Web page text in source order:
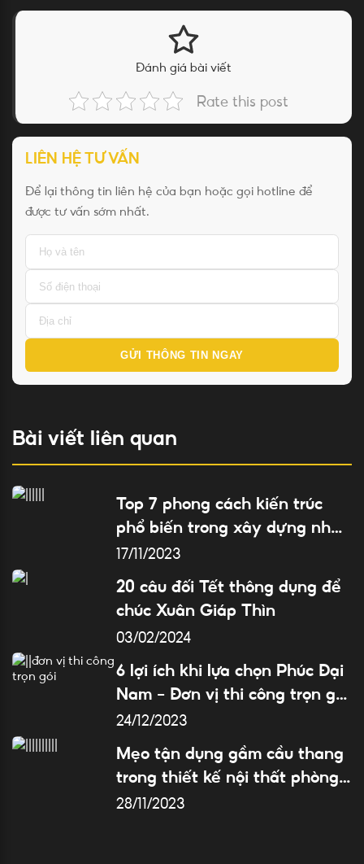
Đánh giá bài viết
Rate this post
LIÊN HỆ TƯ VẤN
Để lại thông tin liên hệ của bạn hoặc gọi hotline để
được tư vấn sớm nhất.
GỬI THÔNG TIN NGAY
Bài viết liên quan
Top 7 phong cách kiến trúc
phổ biến trong xây dựng nhà
ở
17/11/2023
20 câu đối Tết thông dụng để
chúc Xuân Giáp Thìn
03/02/2024
6 lợi ích khi lựa chọn Phúc Đại
Nam – Đơn vị thi công trọn gói
nhà ở top 1 Đà Nẵng
24/12/2023
Mẹo tận dụng gầm cầu thang
trong thiết kế nội thất phòng
khách
28/11/2023